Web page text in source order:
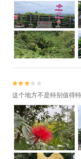


这个地方不是特别值得